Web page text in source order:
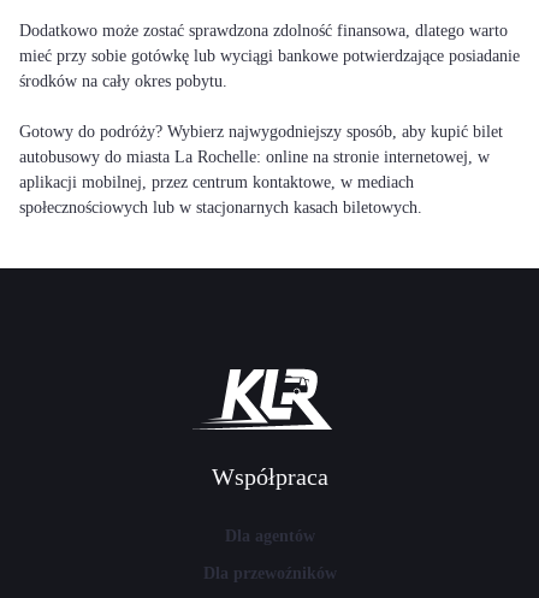
Dodatkowo może zostać sprawdzona zdolność finansowa, dlatego warto
mieć przy sobie gotówkę lub wyciągi bankowe potwierdzające posiadanie
środków na cały okres pobytu.
Gotowy do podróży? Wybierz najwygodniejszy sposób, aby kupić bilet
autobusowy do miasta La Rochelle: online na stronie internetowej, w
aplikacji mobilnej, przez centrum kontaktowe, w mediach
społecznościowych lub w stacjonarnych kasach biletowych.
Współpraca
Dla agentów
Dla przewoźników